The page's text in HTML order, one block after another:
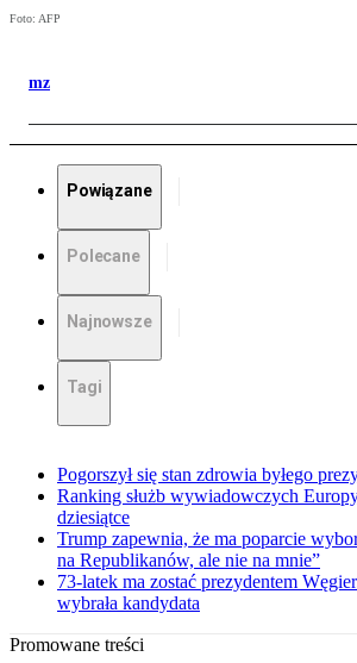
Foto: AFP
mz
Powiązane
Polecane
Najnowsze
Tagi
Pogorszył się stan zdrowia byłego
Ranking służb wywiadowczych
dziesiątce
Trump zapewnia, że ma poparcie
na Republikanów, ale nie na mnie”
73-latek ma zostać prezydentem
wybrała kandydata
Promowane treści